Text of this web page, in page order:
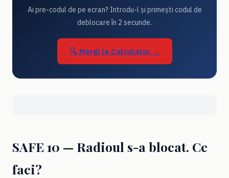
Ai pre-codul de pe ecran? Introdu-l și primești codul de
deblocare în 2 secunde.
🔍 Mergi la Calculator →
SAFE 10 — Radioul s-a blocat. Ce
faci?